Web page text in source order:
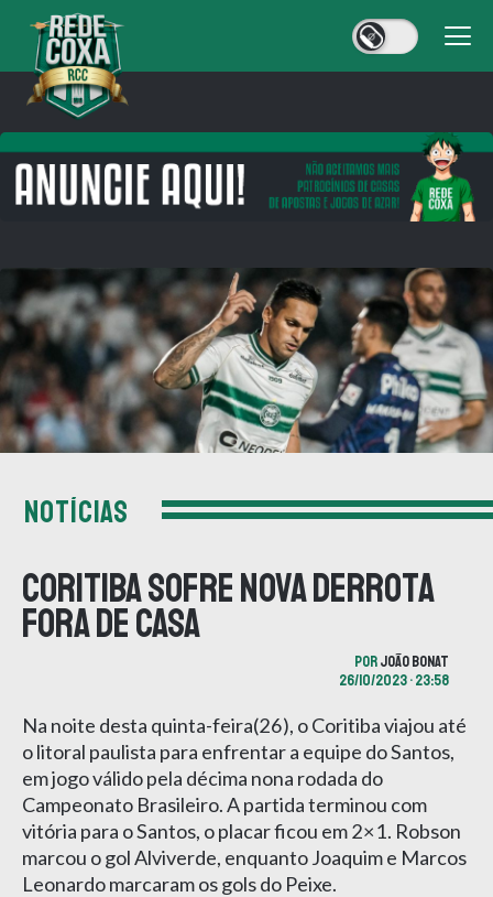
NOTÍCIAS
Coritiba sofre nova derrota
fora de casa
PORJOÃO BONAT
26/10/2023 • 23:58
Na noite desta quinta-feira(26), o Coritiba viajou até
o litoral paulista para enfrentar a equipe do Santos,
em jogo válido pela décima nona rodada do
Campeonato Brasileiro. A partida terminou com
vitória para o Santos, o placar ficou em 2×1. Robson
marcou o gol Alviverde, enquanto Joaquim e Marcos
Leonardo marcaram os gols do Peixe.